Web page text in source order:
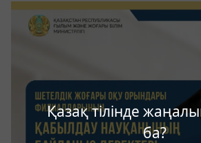
Қазақ тілінде
ба?